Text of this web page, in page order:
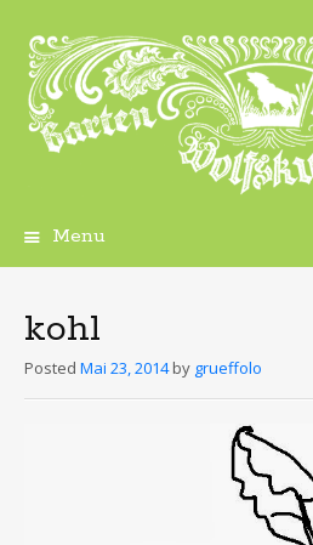
Menu
kohl
Posted Mai 23, 2014 by grueffolo